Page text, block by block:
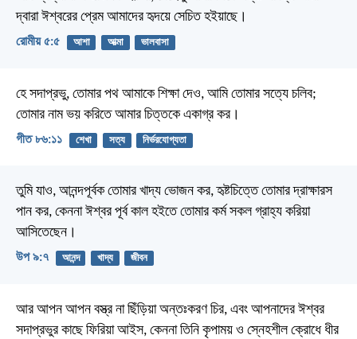
দ্বারা ঈশ্বরের প্রেম আমাদের হৃদয়ে সেচিত হইয়াছে।
রোমীয় ৫:৫ আশা আত্মা ভালবাসা
হে সদাপ্রভু, তোমার পথ আমাকে শিক্ষা দেও, আমি তোমার সত্যে চলিব;
তোমার নাম ভয় করিতে আমার চিত্তকে একাগ্র কর।
গীত ৮৬:১১ শেখা সত্য নির্ভরযোগ্যতা
তুমি যাও, আনন্দপূর্বক তোমার খাদ্য ভোজন কর, হৃষ্টচিত্তে তোমার দ্রাক্ষারস
পান কর, কেননা ঈশ্বর পূর্ব কাল হইতে তোমার কর্ম সকল গ্রাহ্য করিয়া
আসিতেছেন।
উপ ৯:৭ আনন্দ খাদ্য জীবন
আর আপন আপন বস্ত্র না ছিঁড়িয়া অন্তঃকরণ চির, এবং আপনাদের ঈশ্বর
সদাপ্রভুর কাছে ফিরিয়া আইস, কেননা তিনি কৃপাময় ও স্নেহশীল ক্রোধে ধীর